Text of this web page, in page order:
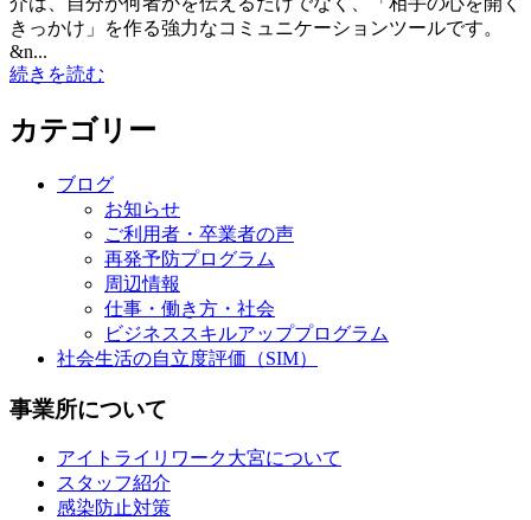
きっかけ」を作る強力なコミュニケーションツールです。
&n...
続きを読む
カテゴリー
ブログ
お知らせ
ご利用者・卒業者の声
再発予防プログラム
周辺情報
仕事・働き方・社会
ビジネススキルアッププログラム
社会生活の自立度評価（SIM）
事業所について
アイトライリワーク大宮について
スタッフ紹介
感染防止対策